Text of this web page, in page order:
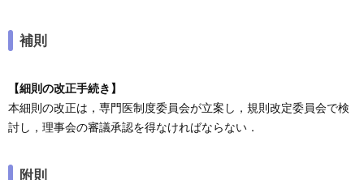
補則
【細則の改正手続き】
本細則の改正は，専門医制度委員会が立案し，規則改定委員会で検
討し，理事会の審議承認を得なければならない．
附則